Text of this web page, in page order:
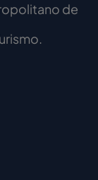
de